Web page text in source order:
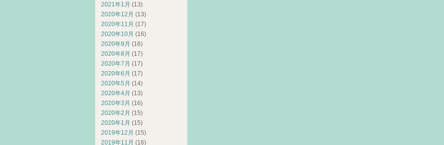
2021年1月 (13)
2020年12月 (13)
2020年11月 (17)
2020年10月 (16)
2020年9月 (16)
2020年8月 (17)
2020年7月 (17)
2020年6月 (17)
2020年5月 (14)
2020年4月 (13)
2020年3月 (16)
2020年2月 (15)
2020年1月 (15)
2019年12月 (15)
2019年11月 (16)